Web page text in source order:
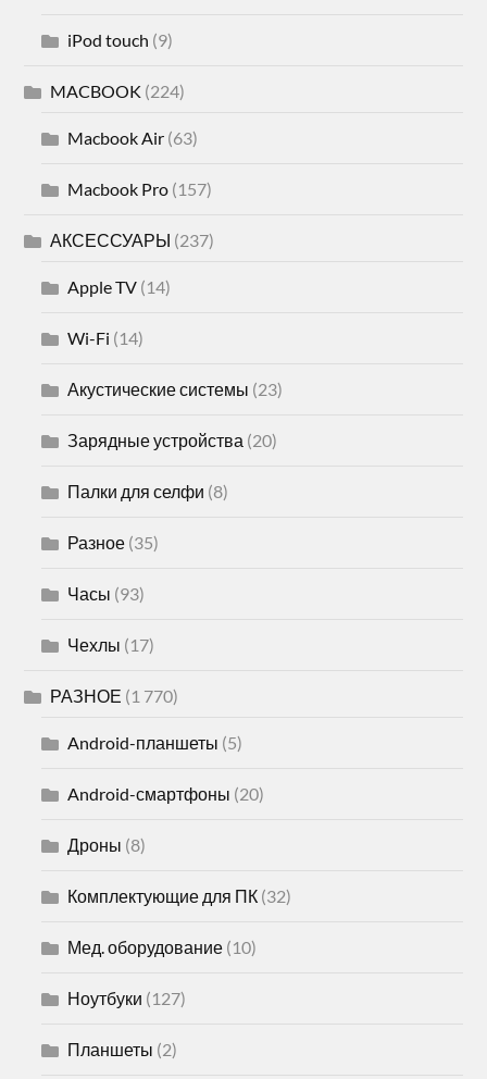
iPod touch (9)
MACBOOK (224)
Macbook Air (63)
Macbook Pro (157)
АКСЕССУАРЫ (237)
Apple TV (14)
Wi-Fi (14)
Акустические системы (23)
Зарядные устройства (20)
Палки для селфи (8)
Разное (35)
Часы (93)
Чехлы (17)
РАЗНОЕ (1 770)
Android-планшеты (5)
Android-смартфоны (20)
Дроны (8)
Комплектующие для ПК (32)
Мед. оборудование (10)
Ноутбуки (127)
Планшеты (2)